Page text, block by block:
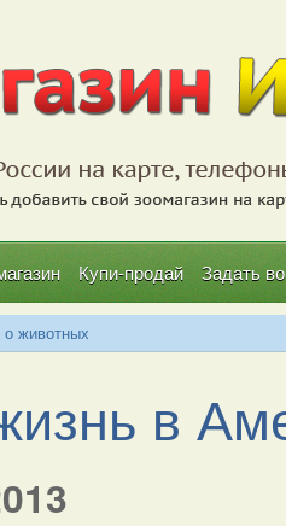
Купи-продай Задать
о животных
в